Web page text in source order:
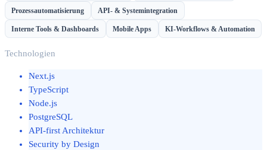
Prozessautomatisierung API- & Systemintegration
Interne Tools & Dashboards Mobile Apps KI-Workflows & Automation
Technologien
Next.js
TypeScript
Node.js
PostgreSQL
API-first Architektur
Security by Design